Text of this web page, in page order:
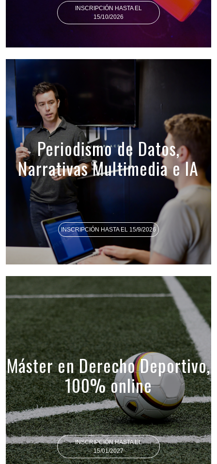
INSCRIPCIÓN HASTA EL
15/10/2026
Periodismo de Datos,
Narrativas Multimedia e IA
INSCRIPCIÓN HASTA EL 15/9/2026
Máster en Derecho Deportivo,
100% online
INSCRIPCIÓN HASTA EL
15/01/2027